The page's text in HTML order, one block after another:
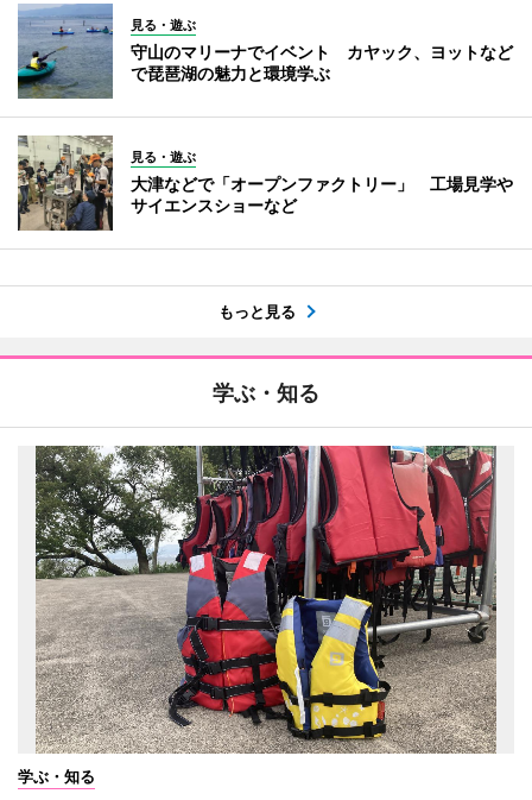
見る・遊ぶ
守山のマリーナでイベント カヤック、ヨットなど
で琵琶湖の魅力と環境学ぶ
見る・遊ぶ
大津などで「オープンファクトリー」 工場見学や
サイエンスショーなど
もっと見る
学ぶ・知る
学ぶ・知る